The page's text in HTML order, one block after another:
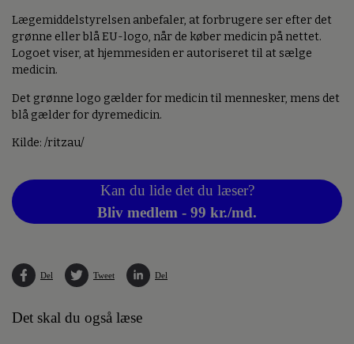
Lægemiddelstyrelsen anbefaler, at forbrugere ser efter det
grønne eller blå EU-logo, når de køber medicin på nettet.
Logoet viser, at hjemmesiden er autoriseret til at sælge
medicin.
Det grønne logo gælder for medicin til mennesker, mens det
blå gælder for dyremedicin.
Kilde: /ritzau/
Kan du lide det du læser?
Bliv medlem - 99 kr./md.
Del Tweet Del
Det skal du også læse